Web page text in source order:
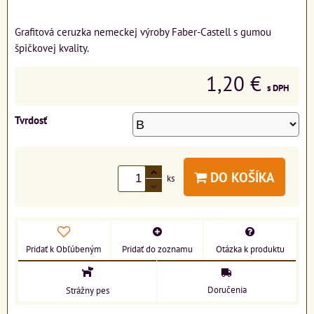
Grafitová ceruzka nemeckej výroby Faber-Castell s gumou
špičkovej kvality.
1,20 € s DPH
Tvrdosť
ks DO KOŠÍKA
Pridať k Obľúbeným Pridať do zoznamu Otázka k produktu
Strážny pes Doručenia